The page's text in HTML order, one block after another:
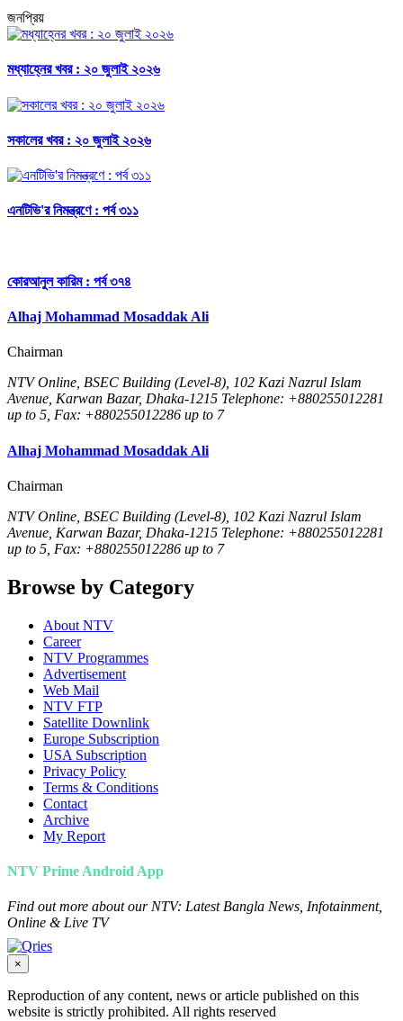
জনপ্রিয়
মধ্যাহ্নের খবর : ২০ জুলাই ২০২৬
সকালের খবর : ২০ জুলাই ২০২৬
এনটিভি'র নিমন্ত্রণে : পর্ব ৩১১
কোরআনুল কারিম : পর্ব ৩৭৪
Alhaj Mohammad Mosaddak Ali
Chairman
NTV Online, BSEC Building (Level-8), 102 Kazi Nazrul Islam
Avenue, Karwan Bazar, Dhaka-1215 Telephone: +880255012281
up to 5, Fax: +880255012286 up to 7
Alhaj Mohammad Mosaddak Ali
Chairman
NTV Online, BSEC Building (Level-8), 102 Kazi Nazrul Islam
Avenue, Karwan Bazar, Dhaka-1215 Telephone: +880255012281
up to 5, Fax: +880255012286 up to 7
Browse by Category
About NTV
Career
NTV Programmes
Advertisement
Web Mail
NTV FTP
Satellite Downlink
Europe Subscription
USA Subscription
Privacy Policy
Terms & Conditions
Contact
Archive
My Report
NTV Prime Android App
Find out more about our NTV: Latest Bangla News, Infotainment,
Online & Live TV
×
Reproduction of any content, news or article published on this
website is strictly prohibited. All rights reserved